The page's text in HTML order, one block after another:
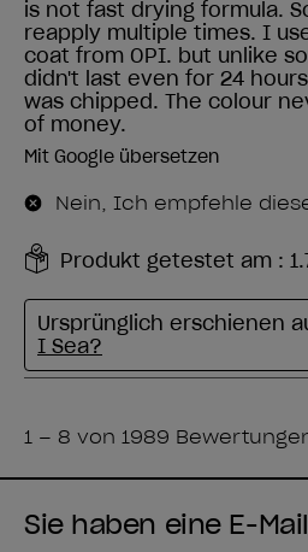
Sie haben eine E-Mail